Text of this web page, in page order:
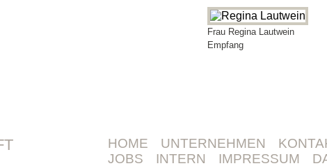
Frau Regina Lautwein
Empfang
HOME UNTERNEHMEN
JOBS
INTERN IMPRESSUM